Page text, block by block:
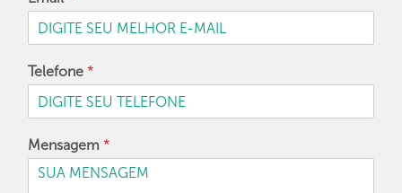
Telefone *
Mensagem *